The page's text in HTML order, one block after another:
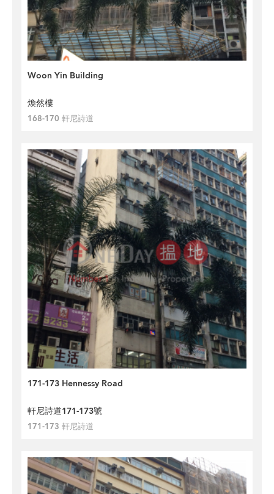
Woon Yin Building
煥然樓
168-170 軒尼詩道
171-173 Hennessy Road
軒尼詩道171-173號
171-173 軒尼詩道